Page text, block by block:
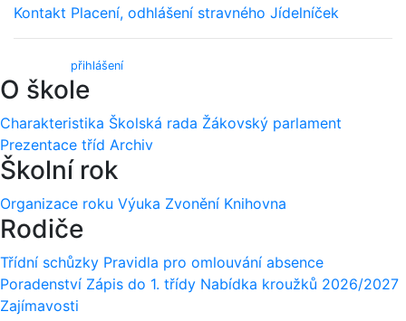
Kontakt Placení, odhlášení stravného Jídelníček
přihlášení)
O škole
Charakteristika Školská rada Žákovský parlament
Prezentace tříd Archiv
Školní rok
Organizace roku Výuka Zvonění Knihovna
Rodiče
Třídní schůzky Pravidla pro omlouvání absence
Poradenství Zápis do 1. třídy Nabídka kroužků 2026/2027
Zajímavosti